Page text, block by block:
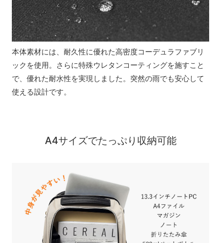
本体素材には、耐久性に優れた高密度コーデュラファブリ
ックを使用。さらに特殊ウレタンコーティングを施すこと
で、優れた耐水性を実現しました。突然の雨でも安心して
使える設計です。
A4サイズでたっぷり収納可能